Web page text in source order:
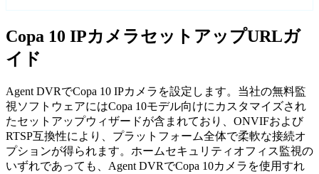
Copa 10 IPカメラセットアップURLガ
イド
Agent DVRでCopa 10 IPカメラを設定します。当社の無料監
視ソフトウェアにはCopa 10モデル向けにカスタマイズされ
たセットアップウィザードが含まれており、ONVIFおよび
RTSP互換性により、プラットフォーム全体で柔軟な接続オ
プションが得られます。ホームセキュリティオフィス監視の
いずれであっても、Agent DVRでCopa 10カメラを使用すれ